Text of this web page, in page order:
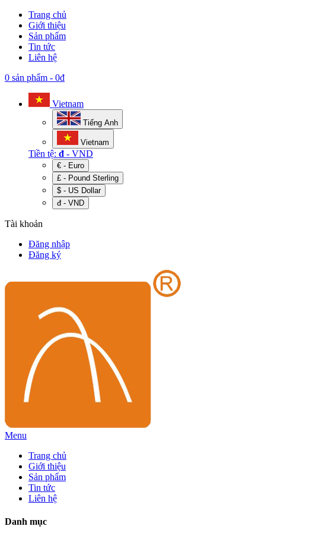
Trang chủ
Giới thiệu
Sản phẩm
Tin tức
Liên hệ
0 sản phẩm - 0đ
Vietnam
Tiếng Anh
Vietnam
Tiền tệ: đ - VND
€ - Euro
£ - Pound Sterling
$ - US Dollar
đ - VND
Tài khoản
Đăng nhập
Đăng ký
Menu
Trang chủ
Giới thiệu
Sản phẩm
Tin tức
Liên hệ
Danh mục